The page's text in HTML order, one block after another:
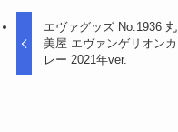
エヴァグッズ No.1936 丸
美屋 エヴァンゲリオンカ
レー 2021年ver.